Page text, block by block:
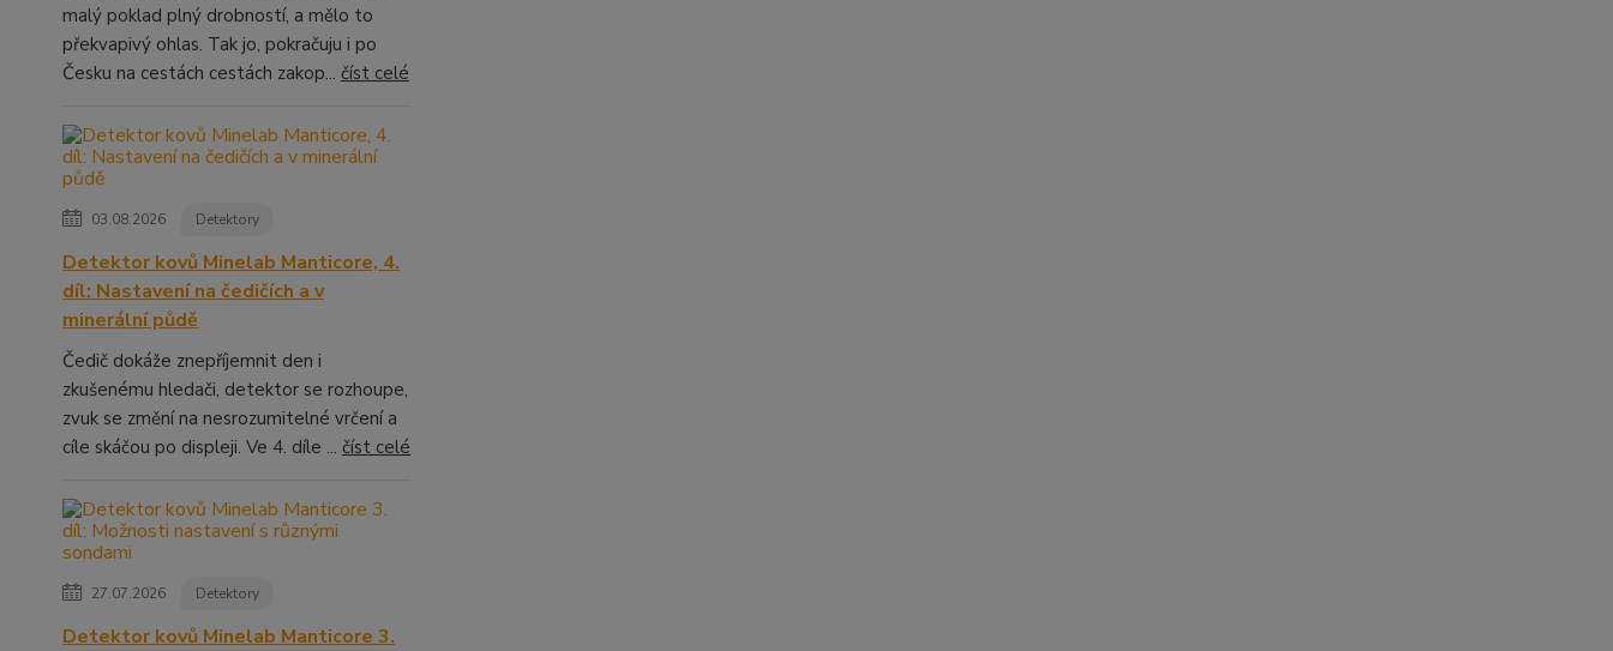
malý poklad plný drobností, a mělo to
překvapivý ohlas. Tak jo, pokračuju i po
Česku na cestách cestách zakop... číst celé
03.08.2026 Detektory
Detektor kovů Minelab Manticore, 4.
díl: Nastavení na čedičích a v
minerální půdě
Čedič dokáže znepříjemnit den i
zkušenému hledači, detektor se rozhoupe,
zvuk se změní na nesrozumitelné vrčení a
cíle skáčou po displeji. Ve 4. díle ... číst celé
27.07.2026 Detektory
Detektor kovů Minelab Manticore 3.